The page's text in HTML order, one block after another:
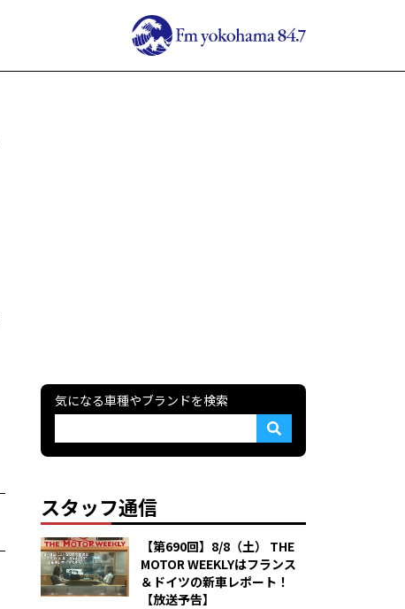
気になる車種やブランドを検索
スタッフ通信
【第690回】8/8（土） THE
MOTOR WEEKLYはフランス
＆ドイツの新車レポート！
【放送予告】